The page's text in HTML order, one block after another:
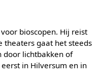
bioscopen. Hij reist
theaters gaat het steeds
door lichtbakken of
in Hilversum en in